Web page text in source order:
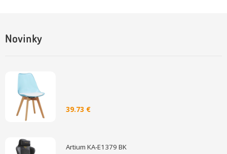
Novinky
39.73 €
Artium KA-E1379 BK